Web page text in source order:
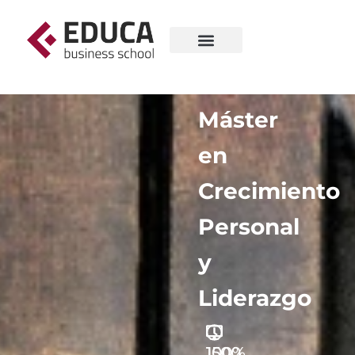
Máster
en
Crecimiento
Personal
y
Liderazgo